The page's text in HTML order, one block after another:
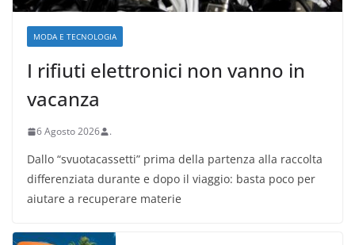
MODA E TECNOLOGIA
I rifiuti elettronici non vanno in
vacanza
6 Agosto 2026 .
Dallo “svuotacassetti” prima della partenza alla raccolta
differenziata durante e dopo il viaggio: basta poco per
aiutare a recuperare materie